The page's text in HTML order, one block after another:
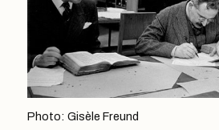
Photo: Gisèle Freund